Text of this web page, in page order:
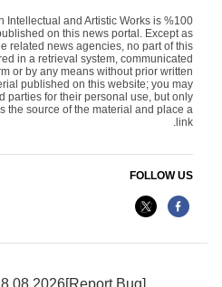
Intellectual and Artistic Works is %100
published on this news portal. Except as
related news agencies, no part of this
in a retrieval system, communicated
or by any means without prior written
published on this website; you may
parties for their personal use, but only
the source of the material and place a
link.
FOLLOW US
8.08.2026 08:18:27 #1.11#